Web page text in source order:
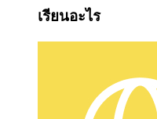
เรียนอะไร